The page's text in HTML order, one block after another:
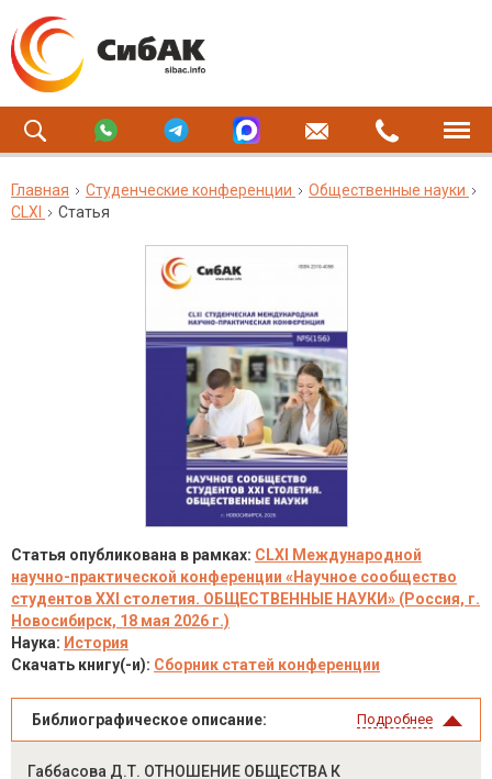
Главная Студенческие конференции
Общественные науки
CLXI
Статья
Статья опубликована в рамках: CLXI Международной
научно-практической конференции «Научное сообщество
студентов XXI столетия. ОБЩЕСТВЕННЫЕ НАУКИ» (Россия, г.
Новосибирск, 18 мая 2026 г.)
Наука: История
Скачать книгу(-и): Сборник статей конференции
Библиографическое описание: Подробнее
Габбасова Д.Т. ОТНОШЕНИЕ ОБЩЕСТВА К